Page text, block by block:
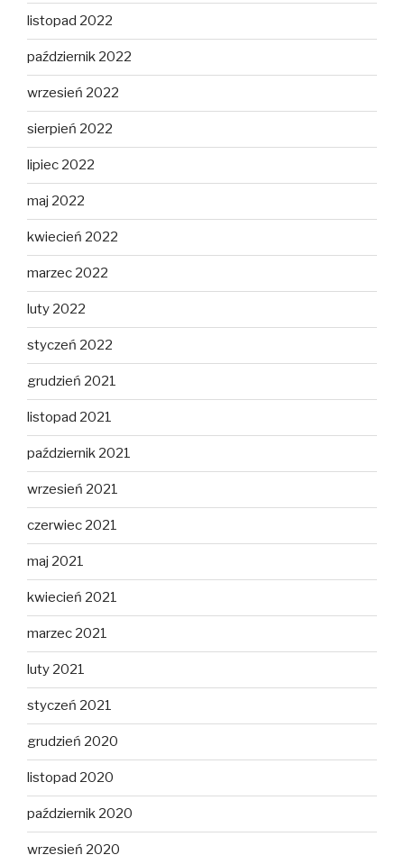
listopad 2022
październik 2022
wrzesień 2022
sierpień 2022
lipiec 2022
maj 2022
kwiecień 2022
marzec 2022
luty 2022
styczeń 2022
grudzień 2021
listopad 2021
październik 2021
wrzesień 2021
czerwiec 2021
maj 2021
kwiecień 2021
marzec 2021
luty 2021
styczeń 2021
grudzień 2020
listopad 2020
październik 2020
wrzesień 2020